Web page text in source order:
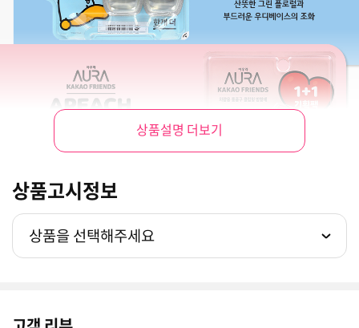
상품설명 더보기
상품고시정보
상품을 선택해주세요